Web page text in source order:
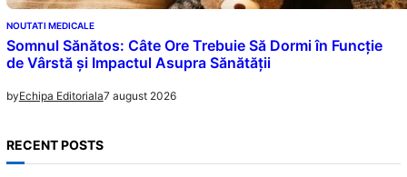
NOUTATI MEDICALE
Somnul Sănătos: Câte Ore Trebuie Să Dormi în Funcție
de Vârstă și Impactul Asupra Sănătății
byEchipa Editoriala7 august 2026
RECENT POSTS